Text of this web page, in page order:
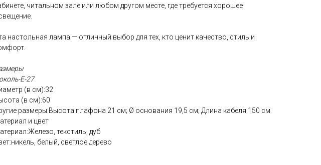
читальном зале или любом другом месте, где требуется хорошее
настольная лампа — отличный выбор для тех, кто ценит качество, стиль и
Е-27
(в см):32
(в см):60
размеры:Высота плафона 21 см; Ø основания 19,5 см; Длина кабеля 150 см.
и цвет
текстиль, дуб
белый, светлое дерево